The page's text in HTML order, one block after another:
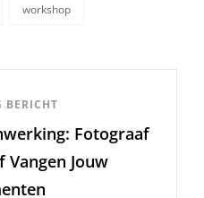
workshop
BERICHT
Fotograaf
Vangen Jouw